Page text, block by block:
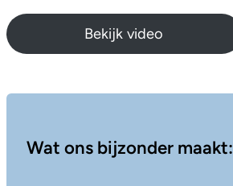
Bekijk video
Wat ons bijzonder maakt: